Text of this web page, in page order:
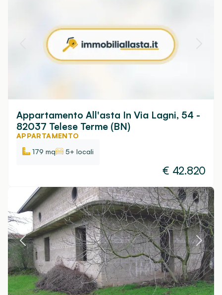
Appartamento All'asta In Via Lagni, 54 -
82037 Telese Terme (BN)
APPARTAMENTO
179 mq
5+ locali
€ 42.820